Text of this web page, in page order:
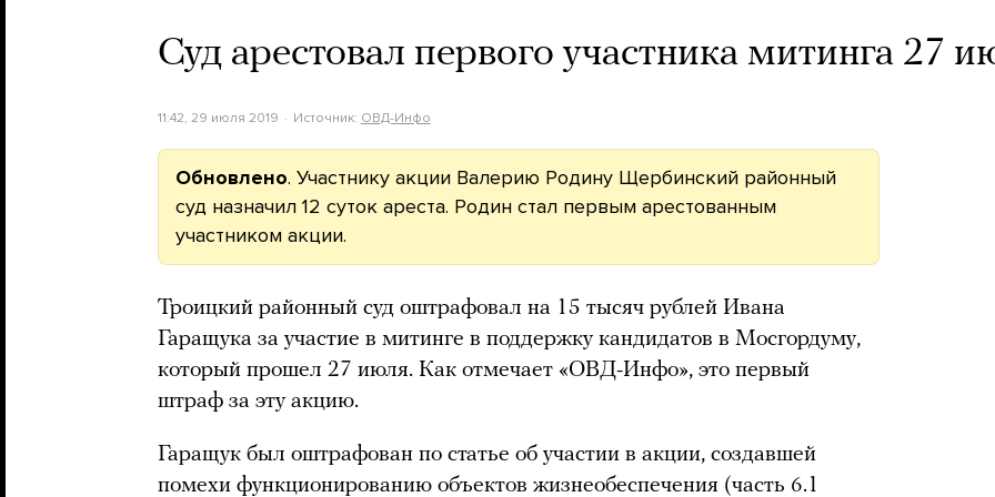
Суд арестовал первого участника митинга 27
11:42, 29 июля 2019 Источник: ОВД-Инфо
Обновлено. Участнику акции Валерию Родину Щербинский районный
суд назначил 12 суток ареста. Родин стал первым арестованным
участником акции.
Троицкий районный суд оштрафовал на 15 тысяч рублей Ивана
Гаращука за участие в митинге в поддержку кандидатов в Мосгордуму,
который прошел 27 июля. Как отмечает «ОВД-Инфо», это первый
штраф за эту акцию.
Гаращук был оштрафован по статье об участии в акции, создавшей
помехи функционированию объектов жизнеобеспечения (часть 6.1